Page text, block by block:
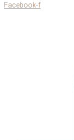
Facebook-f